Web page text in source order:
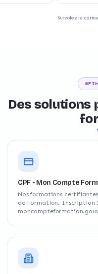
Survolez le
Des solutions
CPF - Mon Compte
Nos formations
de Formation. Inscription